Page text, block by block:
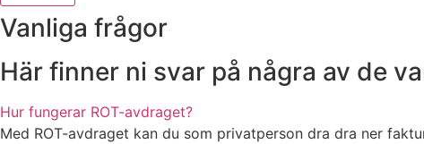
Vanliga frågor
Här finner ni svar på några av de
Hur fungerar ROT-avdraget?
Med ROT-avdraget kan du som privatperson dra dra ner